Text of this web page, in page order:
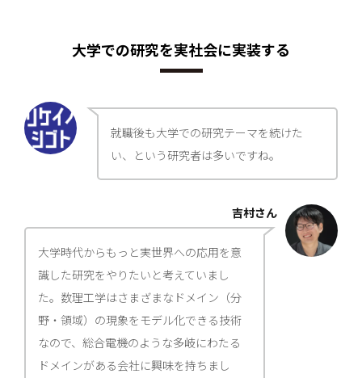
大学での研究を実社会に実装する
就職後も大学での研究テーマを続けた
い、という研究者は多いですね。
吉村さん
大学時代からもっと実世界への応用を意
識した研究をやりたいと考えていまし
た。数理工学はさまざまなドメイン（分
野・領域）の現象をモデル化できる技術
なので、総合電機のような多岐にわたる
ドメインがある会社に興味を持ちまし